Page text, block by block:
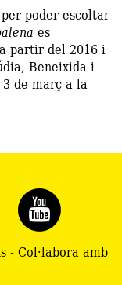
poder escoltar
es
partir del 2016 i
Beneixida i –
de març a la
-Col·labora amb